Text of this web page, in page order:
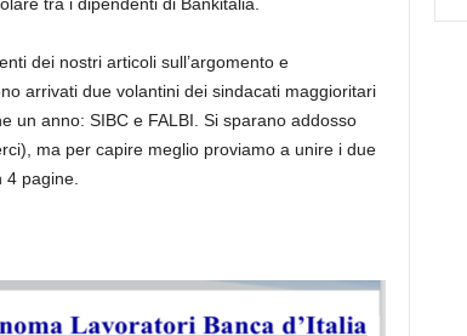
dei nostri articoli sull’argomento e
arrivati due volantini dei sindacati maggioritari
un anno: SIBC e FALBI. Si sparano addosso
ma per capire meglio proviamo a unire i due
pagine.